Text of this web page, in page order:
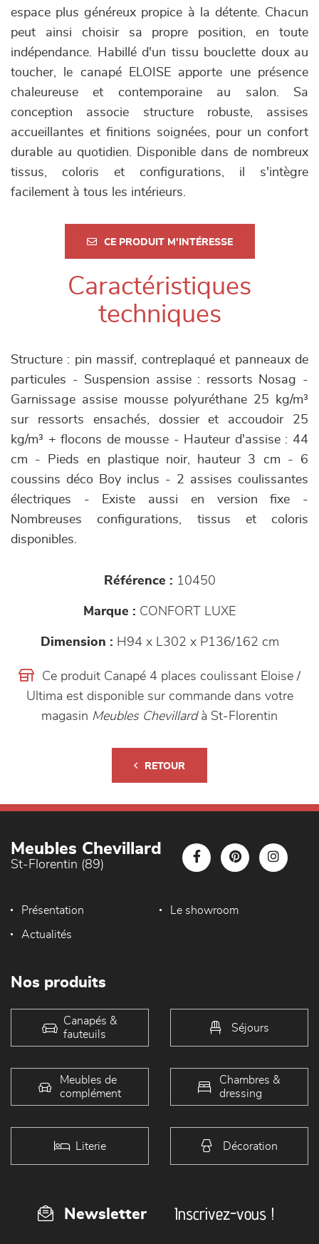
espace plus généreux propice à la détente. Chacun
peut ainsi choisir sa propre position, en toute
indépendance. Habillé d'un tissu bouclette doux au
toucher, le canapé ELOISE apporte une présence
chaleureuse et contemporaine au salon. Sa
conception associe structure robuste, assises
accueillantes et finitions soignées, pour un confort
durable au quotidien. Disponible dans de nombreux
tissus, coloris et configurations, il s'intègre
facilement à tous les intérieurs.
CE PRODUIT M'INTÉRESSE
Caractéristiques
techniques
Structure : pin massif, contreplaqué et panneaux de
particules - Suspension assise : ressorts Nosag -
Garnissage assise mousse polyuréthane 25 kg/m³
sur ressorts ensachés, dossier et accoudoir 25
kg/m³ + flocons de mousse - Hauteur d'assise : 44
cm - Pieds en plastique noir, hauteur 3 cm - 6
coussins déco Boy inclus - 2 assises coulissantes
électriques - Existe aussi en version fixe -
Nombreuses configurations, tissus et coloris
disponibles.
Référence : 10450
Marque : CONFORT LUXE
Dimension : H94 x L302 x P136/162 cm
Ce produit Canapé 4 places coulissant Eloise /
Ultima est disponible sur commande dans votre
magasin Meubles Chevillardà St-Florentin
RETOUR
Meubles Chevillard
St-Florentin (89)
Présentation Le showroom
Actualités
Nos produits
Canapés &
fauteuils
Séjours
Meubles de
complément
Chambres &
dressing
Literie Décoration
Newsletter Inscrivez-vous !